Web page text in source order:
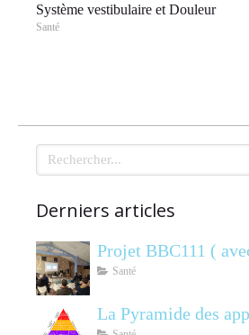
Système vestibulaire et Douleur
Santé
Rechercher
Derniers articles
Projet BBC111 (
Santé
La Pyramide des